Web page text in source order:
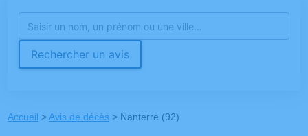
Rechercher un avis
Accueil >Avis de décès > Nanterre (92)